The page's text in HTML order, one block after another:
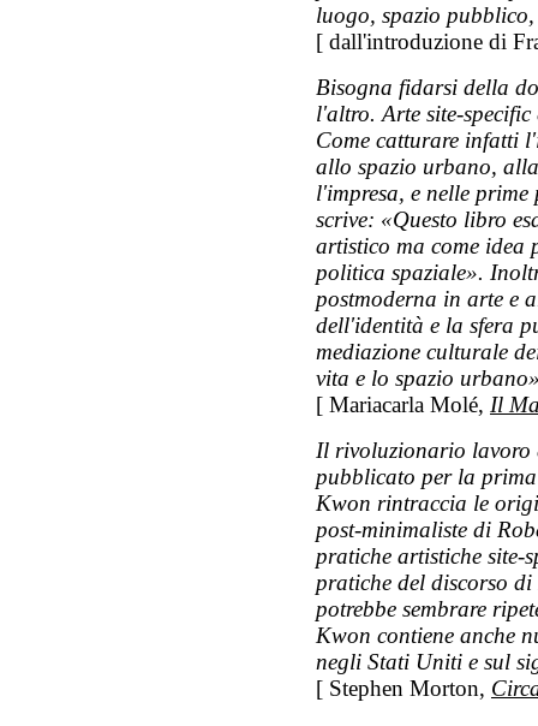
luogo, spazio
[ dall'introduzione di
Bisogna fidarsi della
l'altro. Arte site-
Come catturare infatti
allo spazio urbano,
l'impresa, e nelle
scrive: «Questo libro
artistico ma come idea
politica spaziale».
postmoderna in arte e
dell'identità e la sfera
mediazione culturale
vita e lo spazio
[ Mariacarla Molé, Il
Il rivoluzionario lavoro
pubblicato per la
Kwon rintraccia le
post-minimaliste di
pratiche artistiche site-
pratiche del discorso
potrebbe sembrare
Kwon contiene anche
negli Stati Uniti e sul
[ Stephen Morton,